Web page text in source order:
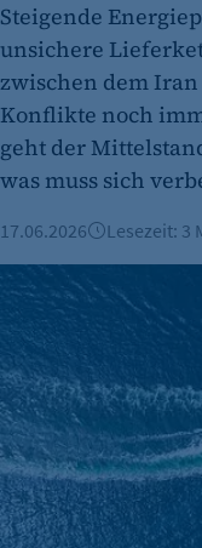
Steigende
unsichere
zwischen dem
Konflikte noch
geht der
was muss sich
17.06.2026 Lesezeit: 3
Iran-Krieg: